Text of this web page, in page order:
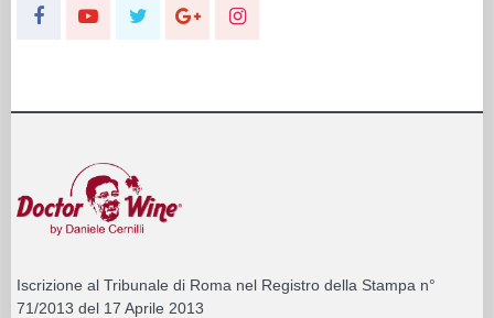
Iscrizione al Tribunale di Roma nel Registro della Stampa n°
71/2013 del 17 Aprile 2013